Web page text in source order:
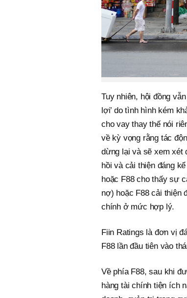
Tuy nhiên, hội đồng
lợi’ do tình hình kém
cho vay thay thế nói
về kỳ vọng rằng tác
dừng lại và sẽ xem xét
hồi và cải thiện đáng
hoặc F88 cho thấy sự
nợ) hoặc F88 cải thiện
chính ở mức hợp lý.
Fiin Ratings là đơn vị
F88 lần đầu tiên vào
Về phía F88, sau khi
hàng tài chính tiện ích